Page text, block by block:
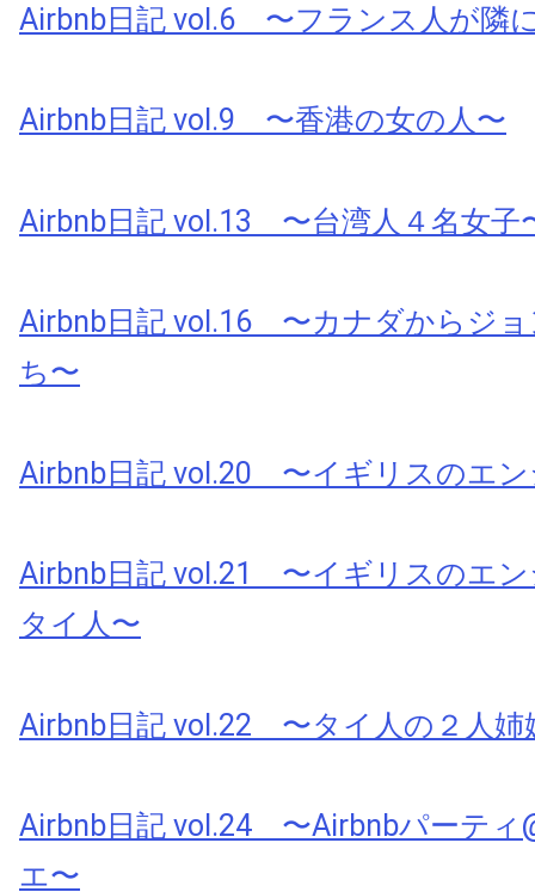
Airbnb日記 vol.6 〜フランス人が隣
Airbnb日記 vol.9 〜香港の女の人〜
Airbnb日記 vol.13 〜台湾人４名女子
Airbnb日記 vol.16 〜カナダからジ
ち〜
Airbnb日記 vol.20 〜イギリスのエ
Airbnb日記 vol.21 〜イギリスのエ
タイ人〜
Airbnb日記 vol.22 〜タイ人の２人姉
Airbnb日記 vol.24 〜Airbnbパーティ
エ〜